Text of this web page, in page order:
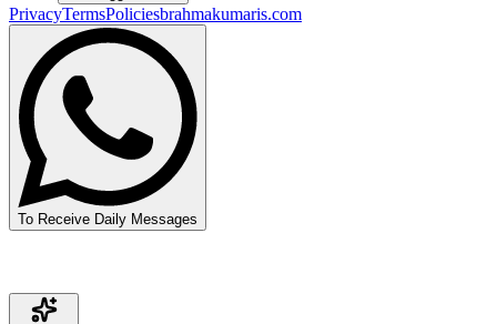
PrivacyTermsPoliciesbrahmakumaris.com
To Receive Daily Messages